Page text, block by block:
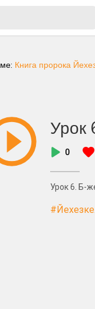
Книга пророка
Урок
0
Урок 6. Б-